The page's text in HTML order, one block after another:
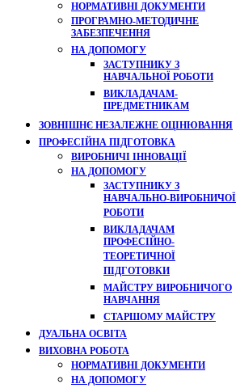
НОРМАТИВНІ ДОКУМЕНТИ
ПРОГРАМНО-МЕТОДИЧНЕ
ЗАБЕЗПЕЧЕННЯ
НА ДОПОМОГУ
ЗАСТУПНИКУ З
НАВЧАЛЬНОЇ РОБОТИ
ВИКЛАДАЧАМ-
ПРЕДМЕТНИКАМ
ЗОВНІШНЄ НЕЗАЛЕЖНЕ ОЦІНЮВАННЯ
ПРОФЕСІЙНА ПІДГОТОВКА
ВИРОБНИЧІ ІННОВАЦІЇ
НА ДОПОМОГУ
ЗАСТУПНИКУ З
НАВЧАЛЬНО-ВИРОБНИЧОЇ
РОБОТИ
ВИКЛАДАЧАМ
ПРОФЕСІЙНО-
ТЕОРЕТИЧНОЇ
ПІДГОТОВКИ
МАЙСТРУ ВИРОБНИЧОГО
НАВЧАННЯ
СТАРШОМУ МАЙСТРУ
ДУАЛЬНА ОСВІТА
ВИХОВНА РОБОТА
НОРМАТИВНІ ДОКУМЕНТИ
НА ДОПОМОГУ